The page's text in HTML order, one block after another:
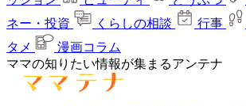
ネー・投資
くらしの相談 行事
タメ
漫画コラム
ママの知りたい情報が集まるアンテナ